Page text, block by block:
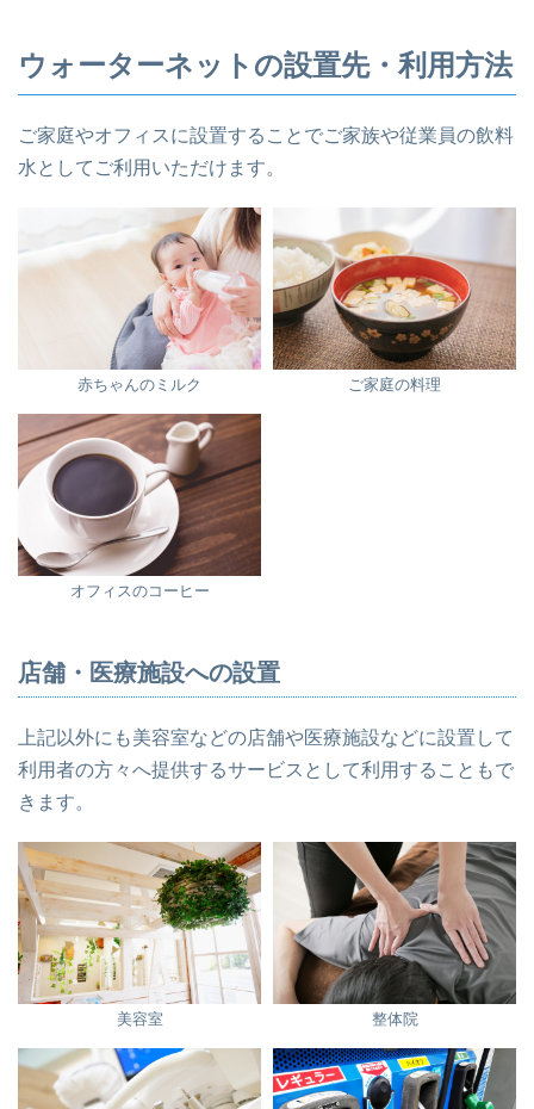
ウォーターネットの設置先・利用方法
ご家庭やオフィスに設置することでご家族や従業員の飲料
水としてご利用いただけます。
赤ちゃんのミルク ご家庭の料理
オフィスのコーヒー
店舗・医療施設への設置
上記以外にも美容室などの店舗や医療施設などに設置して
利用者の方々へ提供するサービスとして利用することもで
きます。
美容室 整体院